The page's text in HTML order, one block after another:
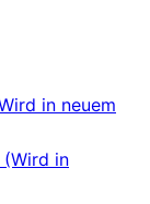
in neuem
in